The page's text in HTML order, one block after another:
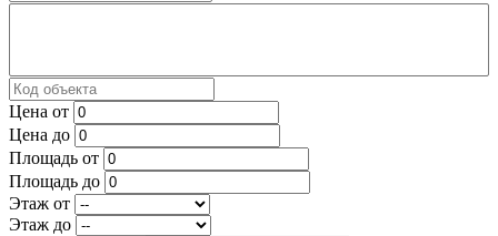
Цена от
Цена до
Площадь от
Площадь до
Этаж от
Этаж до